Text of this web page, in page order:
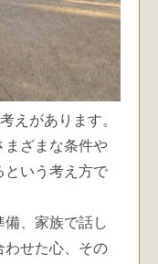
えがあります。
まざまな条件や
という考え方で
、家族で話し
わせた心、その